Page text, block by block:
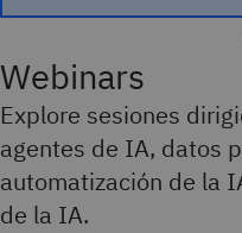
Webinars
Explore sesiones
agentes de IA, datos
automatización de la
de la IA.